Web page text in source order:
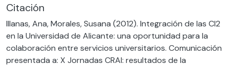
Citación
Illanas, Ana, Morales, Susana (2012). Integración de las CI2
en la Universidad de Alicante: una oportunidad para la
colaboración entre servicios universitarios. Comunicación
presentada a: X Jornadas CRAI: resultados de la